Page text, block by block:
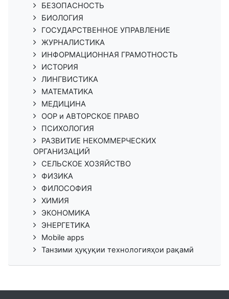
БЕЗОПАСНОСТЬ
БИОЛОГИЯ
ГОСУДАРСТВЕННОЕ УПРАВЛЕНИЕ
ЖУРНАЛИСТИКА
ИНФОРМАЦИОННАЯ ГРАМОТНОСТЬ
ИСТОРИЯ
ЛИНГВИСТИКА
МАТЕМАТИКА
МЕДИЦИНА
ООР и АВТОРСКОЕ ПРАВО
ПСИХОЛОГИЯ
РАЗВИТИЕ НЕКОММЕРЧЕСКИХ
ОРГАНИЗАЦИЙ
СЕЛЬСКОЕ ХОЗЯЙСТВО
ФИЗИКА
ФИЛОСОФИЯ
ХИМИЯ
ЭКОНОМИКА
ЭНЕРГЕТИКА
Mobile apps
Танзими ҳуқуқии технологияҳои рақамӣ